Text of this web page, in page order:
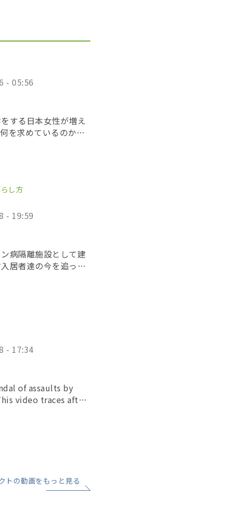
- 05:56
する日本女性が増え
を求めているのか？
し方
- 19:59
病隔離施設として建
居者達の今を追っ
- 17:34
of assaults by
video traces after
トの動画をもっと見る